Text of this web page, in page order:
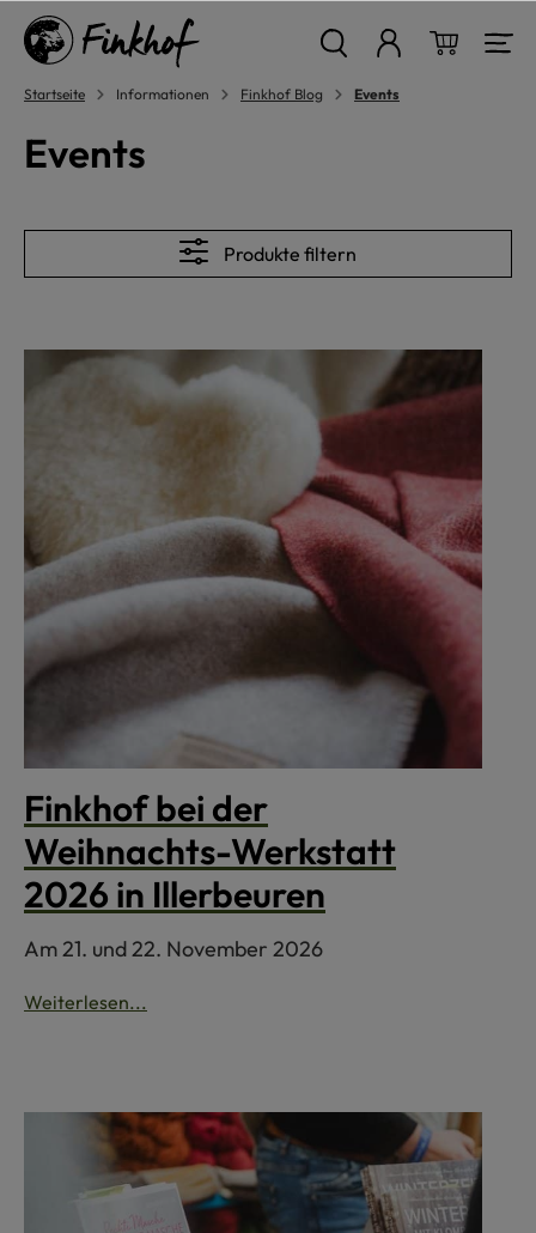
springen
Startseite Informationen Finkhof Blog Events
Events
Produkte filtern
Finkhof bei der
Weihnachts-Werkstatt
2026 in Illerbeuren
Am 21. und 22. November 2026
Weiterlesen...